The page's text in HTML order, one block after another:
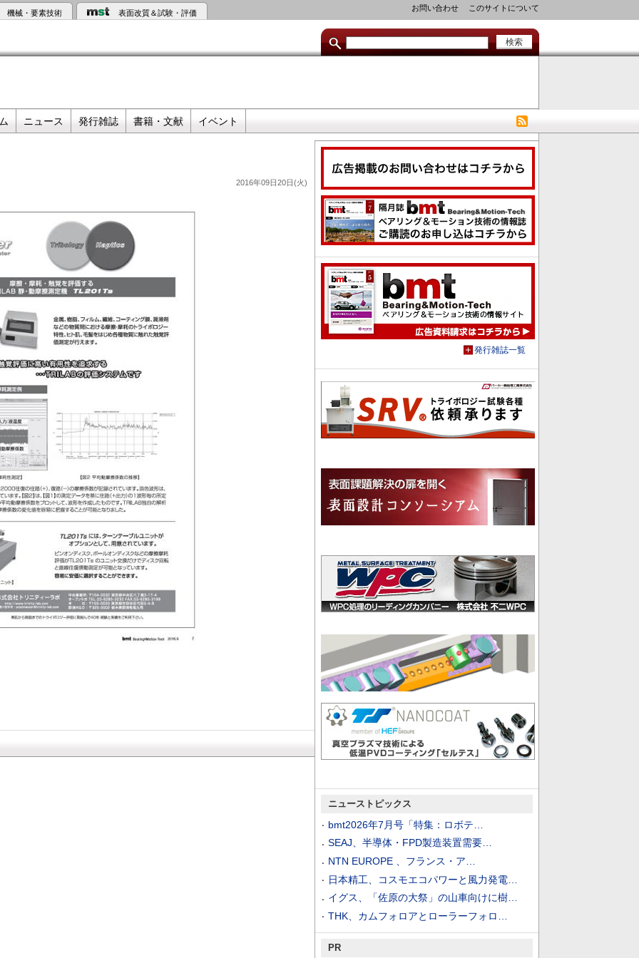
機械・要素技術 表面改質＆試験・評価
カ
ン
ン
ク
お問い合わせ このサイトについて
ニュース 発行雑誌 書籍・文献 イベント
2016年09日20日(火)
発行雑誌一覧
ニューストピックス
bmt2026年7月号「特集：ロボテ…
SEAJ、半導体・FPD製造装置需要…
NTN EUROPE 、フランス・ア…
日本精工、コスモエコパワーと風力発電…
イグス、「佐原の大祭」の山車向けに樹…
THK、カムフォロアとローラーフォロ…
PR